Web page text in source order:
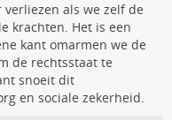
als we zelf de
krachten. Het is een
kant omarmen we de
de rechtsstaat te
snoeit dit
en sociale zekerheid.